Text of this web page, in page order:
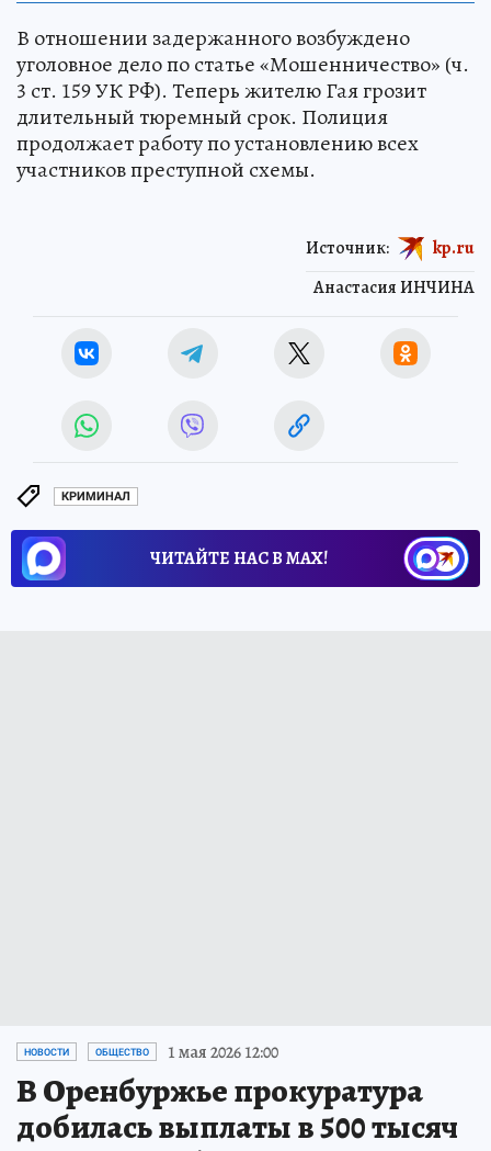
В отношении задержанного возбуждено
уголовное дело по статье «Мошенничество» (ч.
3 ст. 159 УК РФ). Теперь жителю Гая грозит
длительный тюремный срок. Полиция
продолжает работу по установлению всех
участников преступной схемы.
Анастасия ИНЧИНА
Источник: kp.ru
КРИМИНАЛ
ЧИТАЙТЕ НАС В МАХ!
НОВОСТИ ОБЩЕСТВО 1 мая 2026 12:00
В Оренбуржье прокуратура
добилась выплаты в 500 тысяч